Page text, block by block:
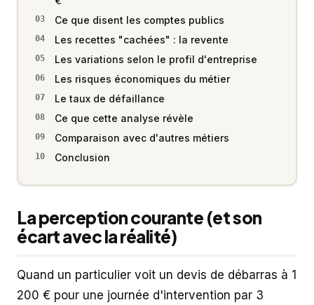
Ce que disent les comptes publics
Les recettes "cachées" : la revente
Les variations selon le profil d'entreprise
Les risques économiques du métier
Le taux de défaillance
Ce que cette analyse révèle
Comparaison avec d'autres métiers
Conclusion
La perception courante (et son
écart avec la réalité)
Quand un particulier voit un devis de débarras à 1
200 € pour une journée d'intervention par 3